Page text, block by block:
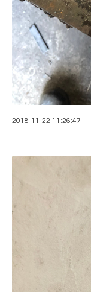
2018-11-22 11:26:47